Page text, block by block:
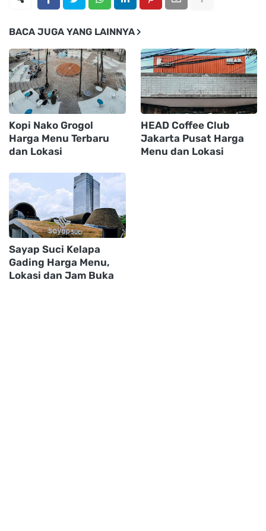
BACA JUGA YANG LAINNYA
Kopi Nako Grogol
Harga Menu Terbaru
dan Lokasi
HEAD Coffee Club
Jakarta Pusat Harga
Menu dan Lokasi
Sayap Suci Kelapa
Gading Harga Menu,
Lokasi dan Jam Buka